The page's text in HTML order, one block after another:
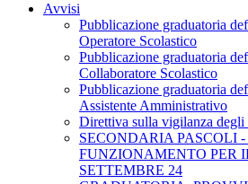
Avvisi
Pubblicazione graduatoria
Operatore Scolastico
Pubblicazione graduatoria
Collaboratore Scolastico
Pubblicazione graduatoria
Assistente Amministrativo
Direttiva sulla vigilanza degli
SECONDARIA PASCOLI
FUNZIONAMENTO PER
SETTEMBRE 24